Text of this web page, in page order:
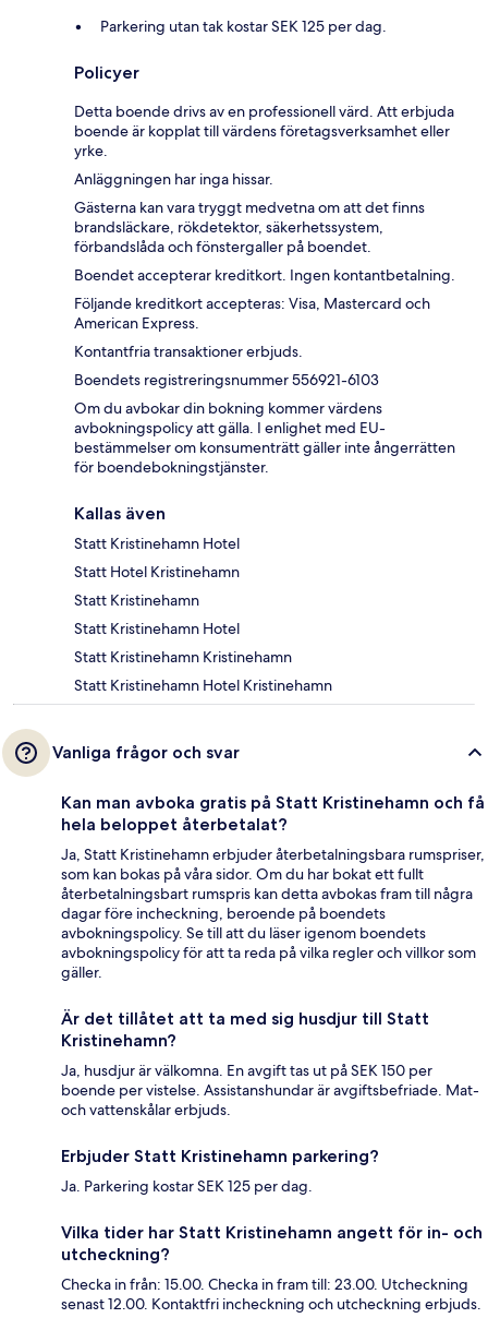
Parkering utan tak kostar SEK 125 per dag.
Policyer
Detta boende drivs av en professionell värd. Att erbjuda
boende är kopplat till värdens företagsverksamhet eller
yrke.
Anläggningen har inga hissar.
Gästerna kan vara tryggt medvetna om att det finns
brandsläckare, rökdetektor, säkerhetssystem,
förbandslåda och fönstergaller på boendet.
Boendet accepterar kreditkort. Ingen kontantbetalning.
Följande kreditkort accepteras: Visa, Mastercard och
American Express.
Kontantfria transaktioner erbjuds.
Boendets registreringsnummer 556921-6103
Om du avbokar din bokning kommer värdens
avbokningspolicy att gälla. I enlighet med EU-
bestämmelser om konsumenträtt gäller inte ångerrätten
för boendebokningstjänster.
Kallas även
Statt Kristinehamn Hotel
Statt Hotel Kristinehamn
Statt Kristinehamn
Statt Kristinehamn Hotel
Statt Kristinehamn Kristinehamn
Statt Kristinehamn Hotel Kristinehamn
Vanliga frågor och svar
Kan man avboka gratis på Statt Kristinehamn och få
hela beloppet återbetalat?
Ja, Statt Kristinehamn erbjuder återbetalningsbara rumspriser,
som kan bokas på våra sidor. Om du har bokat ett fullt
återbetalningsbart rumspris kan detta avbokas fram till några
dagar före incheckning, beroende på boendets
avbokningspolicy. Se till att du läser igenom boendets
avbokningspolicy för att ta reda på vilka regler och villkor som
gäller.
Är det tillåtet att ta med sig husdjur till Statt
Kristinehamn?
Ja, husdjur är välkomna. En avgift tas ut på SEK 150 per
boende per vistelse. Assistanshundar är avgiftsbefriade. Mat-
och vattenskålar erbjuds.
Erbjuder Statt Kristinehamn parkering?
Ja. Parkering kostar SEK 125 per dag.
Vilka tider har Statt Kristinehamn angett för in- och
utcheckning?
Checka in från: 15.00. Checka in fram till: 23.00. Utcheckning
senast 12.00. Kontaktfri incheckning och utcheckning erbjuds.